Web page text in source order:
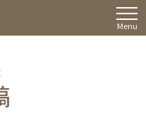
Menu